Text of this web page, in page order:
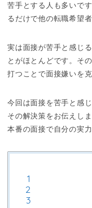
苦手とする人も多いで
るだけで他の転職希望
実は面接が苦手と感じ
とがほとんどです。そ
打つことで面接嫌いを克
今回は面接を苦手と感
その解決策をお伝えし
本番の面接で自分の実